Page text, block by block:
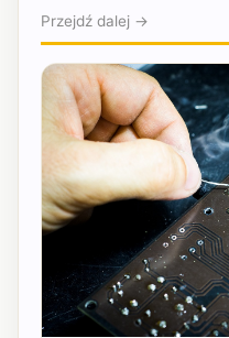
Przejdź dalej →